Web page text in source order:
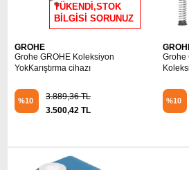
TÜKENDİ,STOK
BİLGİSİ SORUNUZ
GROHE
Grohe GROHE Koleksiyon
YokKarıştırma cihazı
%10
3.889,36 TL
3.500,42 TL
Grohe
%10